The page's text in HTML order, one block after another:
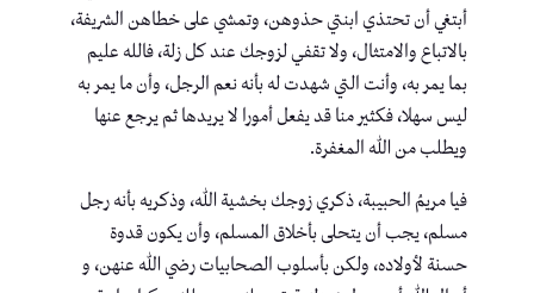
أبتغي أن تحتذي ابنتي حذوهن، وتمشي على خطاهن الشريفة،
بالاتباع والامتثال، ولا تقفي لزوجك عند كل زلة، فالله عليم
بما يمر به، وأنت التي شهدت له بأنه نعم الرجل، وأن ما يمر به
ليس سهلا، فكثير منا قد يفعل أمورا لا يريدها ثم يرجع عنها
ويطلب من الله المغفرة.
فيا مريمُ الحبيبة، ذكري زوجك بخشية الله، وذكريه بأنه رجل
مسلم، يجب أن يتحلى بأخلاق المسلم، وأن يكون قدوة
حسنة لأولاده، ولكن بأسلوب الصحابيات رضي الله عنهن، و